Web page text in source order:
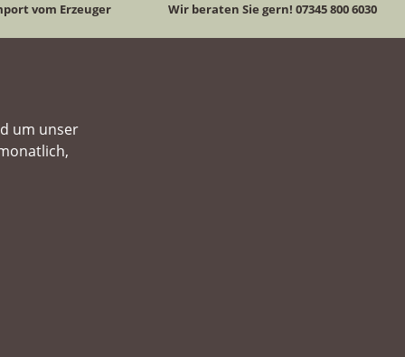
vom Erzeuger Wir beraten Sie gern! 07345 800 6030
um unser